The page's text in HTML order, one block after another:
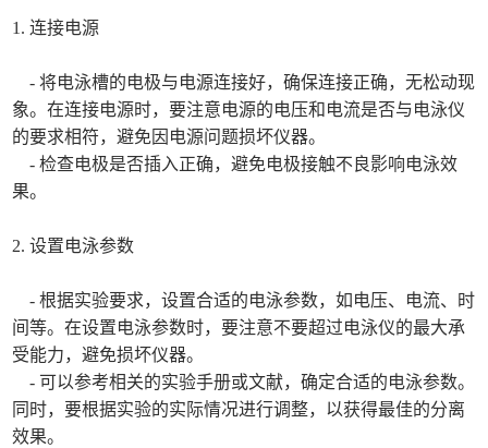
1. 连接电源
- 将电泳槽的电极与电源连接好，确保连接正确，无松动现
象。在连接电源时，要注意电源的电压和电流是否与电泳仪
的要求相符，避免因电源问题损坏仪器。
- 检查电极是否插入正确，避免电极接触不良影响电泳效
果。
2. 设置电泳参数
- 根据实验要求，设置合适的电泳参数，如电压、电流、时
间等。在设置电泳参数时，要注意不要超过电泳仪的最大承
受能力，避免损坏仪器。
- 可以参考相关的实验手册或文献，确定合适的电泳参数。
同时，要根据实验的实际情况进行调整，以获得最佳的分离
效果。